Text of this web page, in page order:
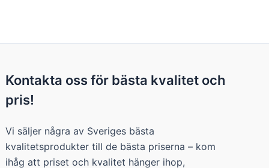
Kontakta oss för bästa kvalitet och
pris!
Vi säljer några av Sveriges bästa
kvalitetsprodukter till de bästa priserna – kom
ihåg att priset och kvalitet hänger ihop,